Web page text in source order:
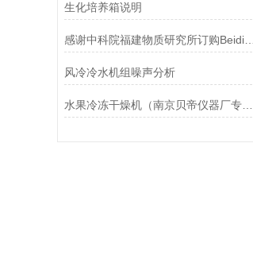
生化培养箱说明
感谢中科院福建物质研究所订购Beidi系列智能超声波细胞破碎仪
风冷冷水机组噪声分析
水果冷冻干燥机（南京贝帝仪器厂专业生产）